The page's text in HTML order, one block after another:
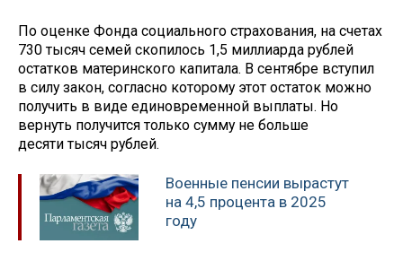
По оценке Фонда социального страхования, на счетах
730 тысяч семей скопилось 1,5 миллиарда рублей
остатков материнского капитала. В сентябре вступил
в силу закон, согласно которому этот остаток можно
получить в виде единовременной выплаты. Но
вернуть получится только сумму не больше
десяти тысяч рублей.
Военные пенсии вырастут
на 4,5 процента в 2025
году